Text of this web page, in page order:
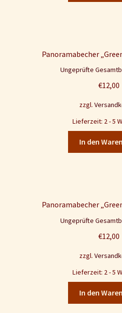
Panoramabecher
Ungeprüfte
€12,00
zzgl.
Lieferzeit: 2 - 5
In den
Panoramabecher
Ungeprüfte
€12,00
zzgl.
Lieferzeit: 2 - 5
In den